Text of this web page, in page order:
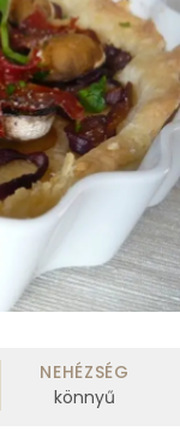
NEHÉZSÉG
könnyű